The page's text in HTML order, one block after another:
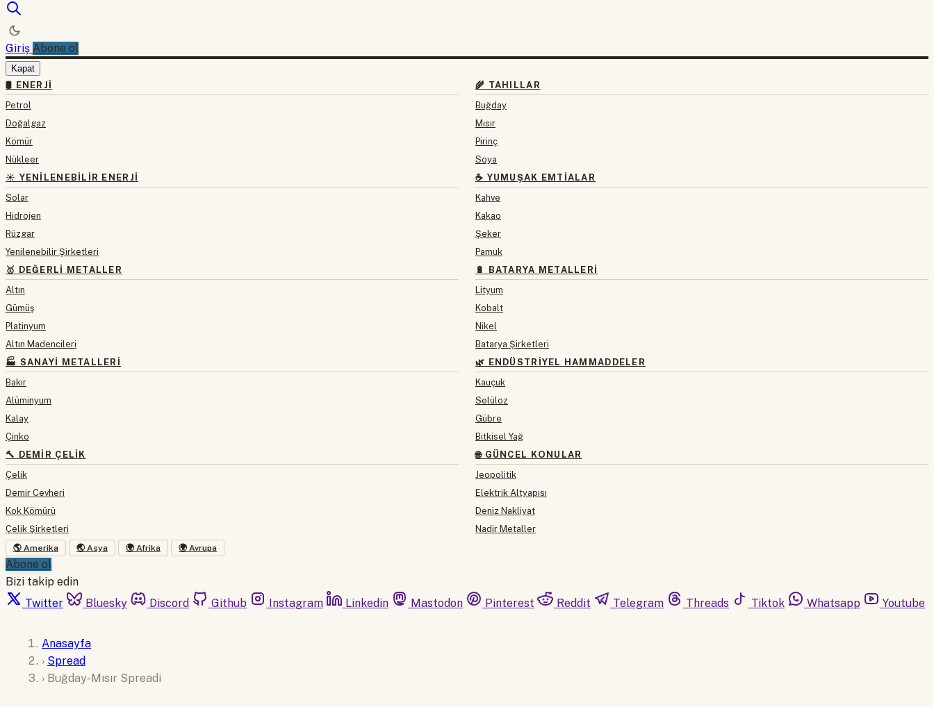
Giriş Abone ol
Kapat
🛢 ENERJI
Petrol
Doğalgaz
Kömür
Nükleer
☀️ YENILENEBILIR ENERJI
Solar
Hidrojen
Rüzgar
Yenilenebilir Şirketleri
🥇 DEĞERLI METALLER
Altın
Gümüş
Platinyum
Altın Madencileri
🏭 SANAYI METALLERI
Bakır
Alüminyum
Kalay
Çinko
🔨 DEMIR ÇELIK
Çelik
Demir Cevheri
Kok Kömürü
Çelik Şirketleri
🌾 TAHILLAR
Buğday
Mısır
Pirinç
Soya
☕ YUMUŞAK EMTIALAR
Kahve
Kakao
Şeker
Pamuk
🔋 BATARYA METALLERI
Lityum
Kobalt
Nikel
Batarya Şirketleri
🌿 ENDÜSTRIYEL HAMMADDELER
Kauçuk
Selüloz
Gübre
Bitkisel Yağ
🌐 GÜNCEL KONULAR
Jeopolitik
Elektrik Altyapısı
Deniz Nakliyat
Nadir Metaller
🌎 Amerika 🌏 Asya 🌍 Afrika 🌍 Avrupa
Abone ol
Bizi takip edin
Twitter
Bluesky Discord Github Instagram Linkedin Mastodon Pinterest Reddit Telegram Threads Tiktok Whatsapp Youtube
Anasayfa
› Spread
› Buğday-Mısır Spreadi